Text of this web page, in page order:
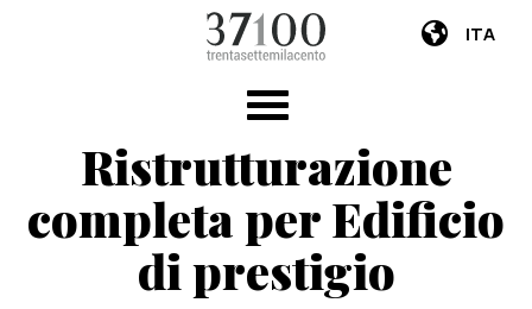
ITA
Ristrutturazione
completa per Edificio
di prestigio